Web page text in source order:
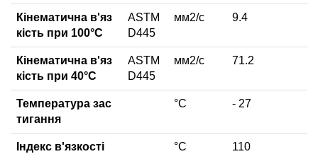
Кінематична в'яз
кість при 100°С
ASTM
D445
мм2/с 9.4
Кінематична в'яз
кість при 40°С
ASTM
D445
мм2/с 71.2
Температура зас
тигання
°C - 27
Індекс в'язкості °C 110